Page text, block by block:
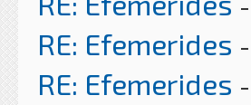
RE: Efemerides -
RE: Efemerides -